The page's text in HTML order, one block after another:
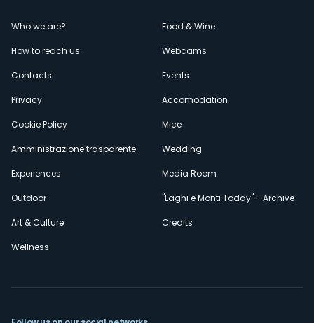
Menù
secondario
Who we are?
How to reach us
Contacts
Privacy
Cookie Policy
Amministrazione trasparente
Experiences
Outdoor
Art & Culture
Wellness
Food & Wine
Webcams
Events
Accomodation
Mice
Wedding
Media Room
"Laghi e Monti Today" - Archive
Credits